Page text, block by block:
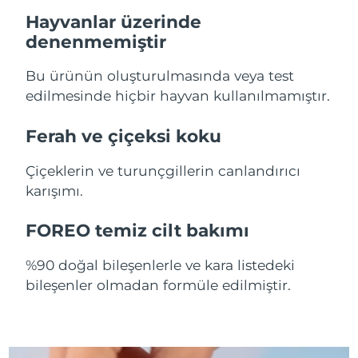
Hayvanlar üzerinde
denenmemiştir
Bu ürünün oluşturulmasında veya test
edilmesinde hiçbir hayvan kullanılmamıştır.
Ferah ve çiçeksi koku
Çiçeklerin ve turunçgillerin canlandırıcı
karışımı.
FOREO temiz cilt bakımı
%90 doğal bileşenlerle ve kara listedeki
bileşenler olmadan formüle edilmiştir.
Slovakya
Slovenya Tahmini teslim tarihi
Güney Kore Tahmini teslim tarihi
İspanya
İsveç Tahmini teslim tarihi
İsviçre Tahmini teslim tarihi
Tayvan Tahmini teslim tarihi